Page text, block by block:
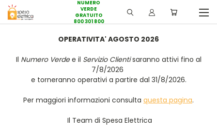
NUMERO
VERDE
GRATUITO
800 301 800
OPERATIVITA' AGOSTO 2026
Il Numero Verdee il Servizio Clientisaranno attivi fino al
7/8/2026
e torneranno operativi a partire dal 31/8/2026.
Per maggiori informazioni consulta questa pagina.
Il Team di Spesa Elettrica